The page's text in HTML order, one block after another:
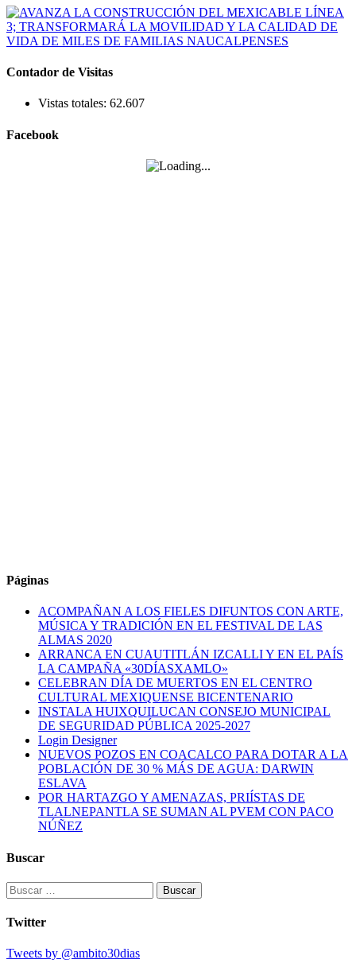
Contador de Visitas
Vistas totales: 62.607
Facebook
Páginas
ACOMPAÑAN A LOS FIELES DIFUNTOS CON ARTE,
MÚSICA Y TRADICIÓN EN EL FESTIVAL DE LAS
ALMAS 2020
ARRANCA EN CUAUTITLÁN IZCALLI Y EN EL PAÍS
LA CAMPAÑA «30DÍASXAMLO»
CELEBRAN DÍA DE MUERTOS EN EL CENTRO
CULTURAL MEXIQUENSE BICENTENARIO
INSTALA HUIXQUILUCAN CONSEJO MUNICIPAL
DE SEGURIDAD PÚBLICA 2025-2027
Login Designer
NUEVOS POZOS EN COACALCO PARA DOTAR A LA
POBLACIÓN DE 30 % MÁS DE AGUA: DARWIN
ESLAVA
POR HARTAZGO Y AMENAZAS, PRIÍSTAS DE
TLALNEPANTLA SE SUMAN AL PVEM CON PACO
NÚÑEZ
Buscar
Buscar:
Twitter
Tweets by @ambito30dias